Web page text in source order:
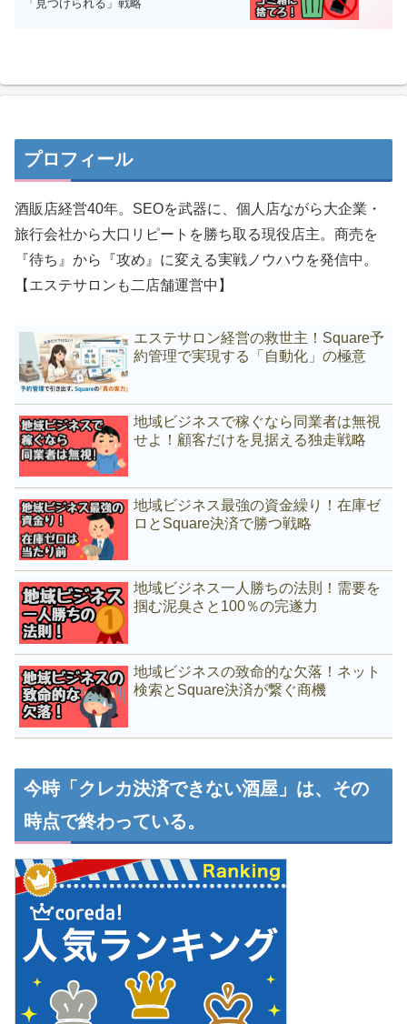
「見つけられる」戦略
プロフィール
酒販店経営40年。SEOを武器に、個人店ながら大企業・
旅行会社から大口リピートを勝ち取る現役店主。商売を
『待ち』から『攻め』に変える実戦ノウハウを発信中。
【エステサロンも二店舗運営中】
エステサロン経営の救世主！Square予
約管理で実現する「自動化」の極意
地域ビジネスで稼ぐなら同業者は無視
せよ！顧客だけを見据える独走戦略
地域ビジネス最強の資金繰り！在庫ゼ
ロとSquare決済で勝つ戦略
地域ビジネス一人勝ちの法則！需要を
掴む泥臭さと100％の完遂力
地域ビジネスの致命的な欠落！ネット
検索とSquare決済が繋ぐ商機
今時「クレカ決済できない酒屋」は、その
時点で終わっている。